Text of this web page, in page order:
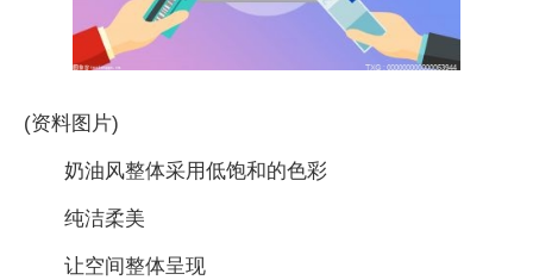
(资料图片)
奶油风整体采用低饱和的色彩
纯洁柔美
让空间整体呈现